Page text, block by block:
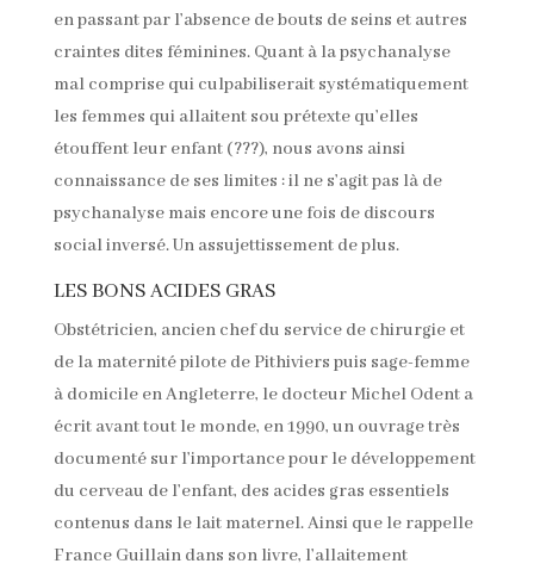
en passant par l’absence de bouts de seins et autres
craintes dites féminines. Quant à la psychanalyse
mal comprise qui culpabiliserait systématiquement
les femmes qui allaitent sou prétexte qu’elles
étouffent leur enfant (???), nous avons ainsi
connaissance de ses limites : il ne s’agit pas là de
psychanalyse mais encore une fois de discours
social inversé. Un assujettissement de plus.
LES BONS ACIDES GRAS
Obstétricien, ancien chef du service de chirurgie et
de la maternité pilote de Pithiviers puis sage-femme
à domicile en Angleterre, le docteur Michel Odent a
écrit avant tout le monde, en 1990, un ouvrage très
documenté sur l’importance pour le développement
du cerveau de l’enfant, des acides gras essentiels
contenus dans le lait maternel. Ainsi que le rappelle
France Guillain dans son livre, l’allaitement